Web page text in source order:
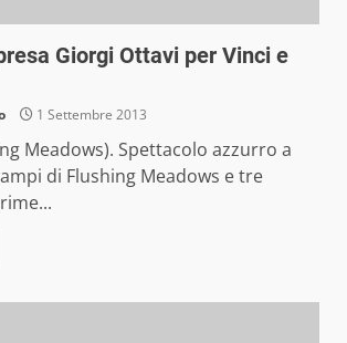
Giorgi Ottavi per Vinci e
1 Settembre 2013
Meadows). Spettacolo azzurro a
di Flushing Meadows e tre